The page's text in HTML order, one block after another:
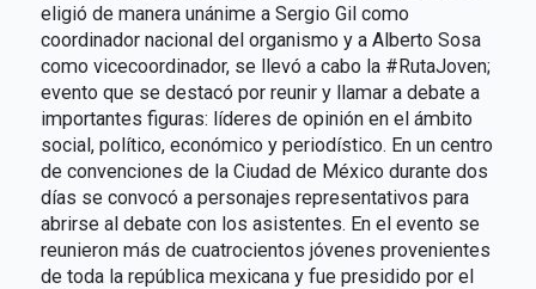
eligió de manera unánime a Sergio Gil como
coordinador nacional del organismo y a Alberto Sosa
como vicecoordinador, se llevó a cabo la #RutaJoven;
evento que se destacó por reunir y llamar a debate a
importantes figuras: líderes de opinión en el ámbito
social, político, económico y periodístico. En un centro
de convenciones de la Ciudad de México durante dos
días se convocó a personajes representativos para
abrirse al debate con los asistentes. En el evento se
reunieron más de cuatrocientos jóvenes provenientes
de toda la república mexicana y fue presidido por el